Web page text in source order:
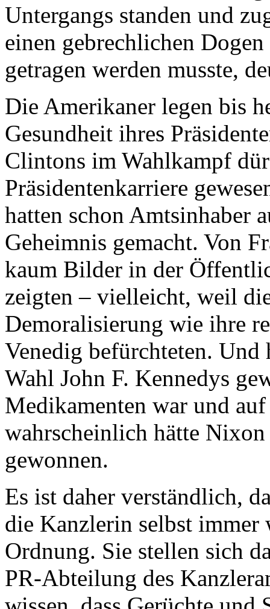
Untergangs standen und
einen gebrechlichen
getragen werden musste,
Die Amerikaner legen bis
Gesundheit ihres
Clintons im Wahlkampf
Präsidentenkarriere
hatten schon Amtsinhaber
Geheimnis gemacht. Von
kaum Bilder in der
zeigten – vielleicht, weil
Demoralisierung wie ihre
Venedig befürchteten.
Wahl John F. Kennedys
Medikamenten war und
wahrscheinlich hätte
gewonnen.
Es ist daher verständlich,
die Kanzlerin selbst immer
Ordnung. Sie stellen sich
PR-Abteilung des